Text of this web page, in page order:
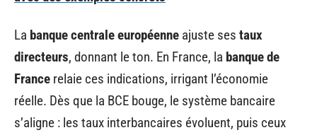
La banque centrale européenne ajuste ses taux
directeurs, donnant le ton. En France, la banque de
France relaie ces indications, irrigant l’économie
réelle. Dès que la BCE bouge, le système bancaire
s’aligne : les taux interbancaires évoluent, puis ceux